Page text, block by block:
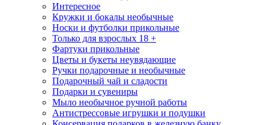
Интересное
Кружки и бокалы необычные
Носки и футболки прикольные
Только для взрослых 18 +
Фартуки прикольные
Цветы и букеты неувядающие
Ручки подарочные и необычные
Подарочный чай и сладости
Подарки и сувениры
Мыло необычное ручной работы
Антистрессовые игрушки и подушки